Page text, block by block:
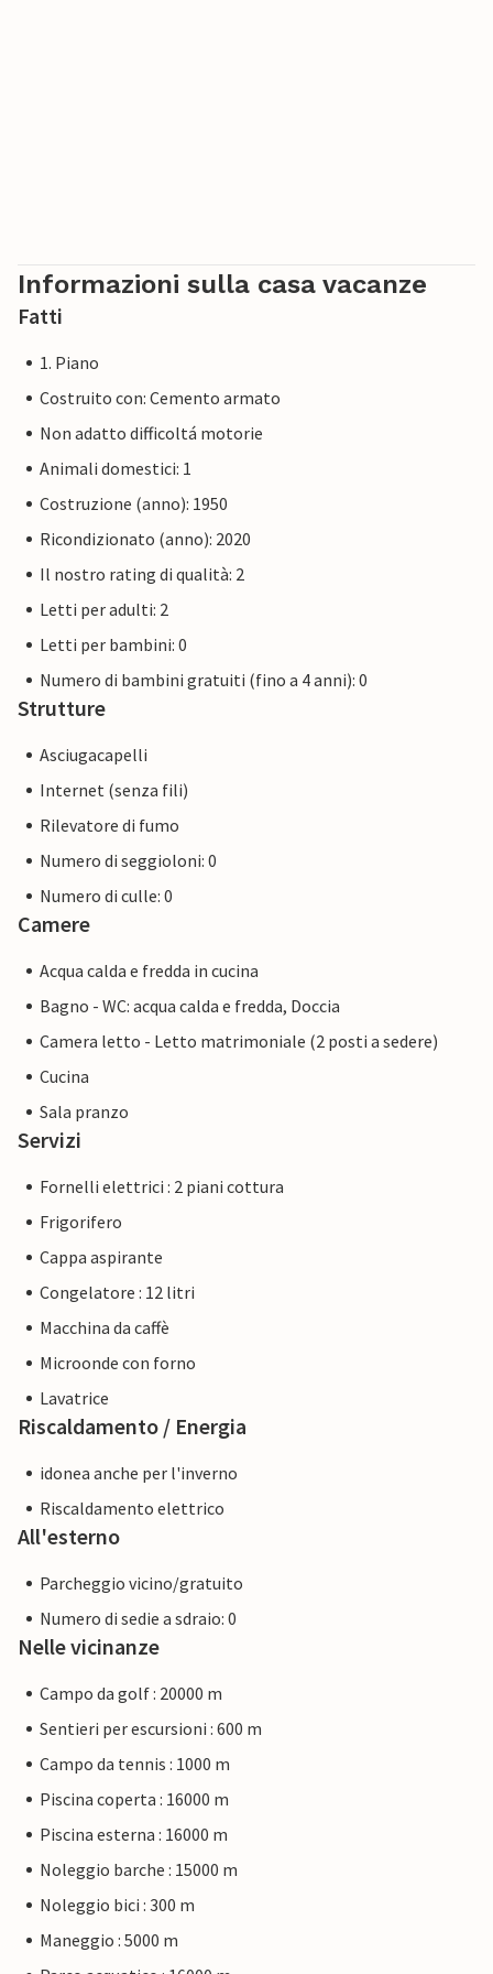
Informazioni sulla casa vacanze
Fatti
1. Piano
Costruito con: Cemento armato
Non adatto difficoltá motorie
Animali domestici: 1
Costruzione (anno): 1950
Ricondizionato (anno): 2020
Il nostro rating di qualità: 2
Letti per adulti: 2
Letti per bambini: 0
Numero di bambini gratuiti (fino a 4 anni): 0
Strutture
Asciugacapelli
Internet (senza fili)
Rilevatore di fumo
Numero di seggioloni: 0
Numero di culle: 0
Camere
Acqua calda e fredda in cucina
Bagno - WC: acqua calda e fredda, Doccia
Camera letto - Letto matrimoniale (2 posti a sedere)
Cucina
Sala pranzo
Servizi
Fornelli elettrici : 2 piani cottura
Frigorifero
Cappa aspirante
Congelatore : 12 litri
Macchina da caffè
Microonde con forno
Lavatrice
Riscaldamento / Energia
idonea anche per l'inverno
Riscaldamento elettrico
All'esterno
Parcheggio vicino/gratuito
Numero di sedie a sdraio: 0
Nelle vicinanze
Campo da golf : 20000 m
Sentieri per escursioni : 600 m
Campo da tennis : 1000 m
Piscina coperta : 16000 m
Piscina esterna : 16000 m
Noleggio barche : 15000 m
Noleggio bici : 300 m
Maneggio : 5000 m